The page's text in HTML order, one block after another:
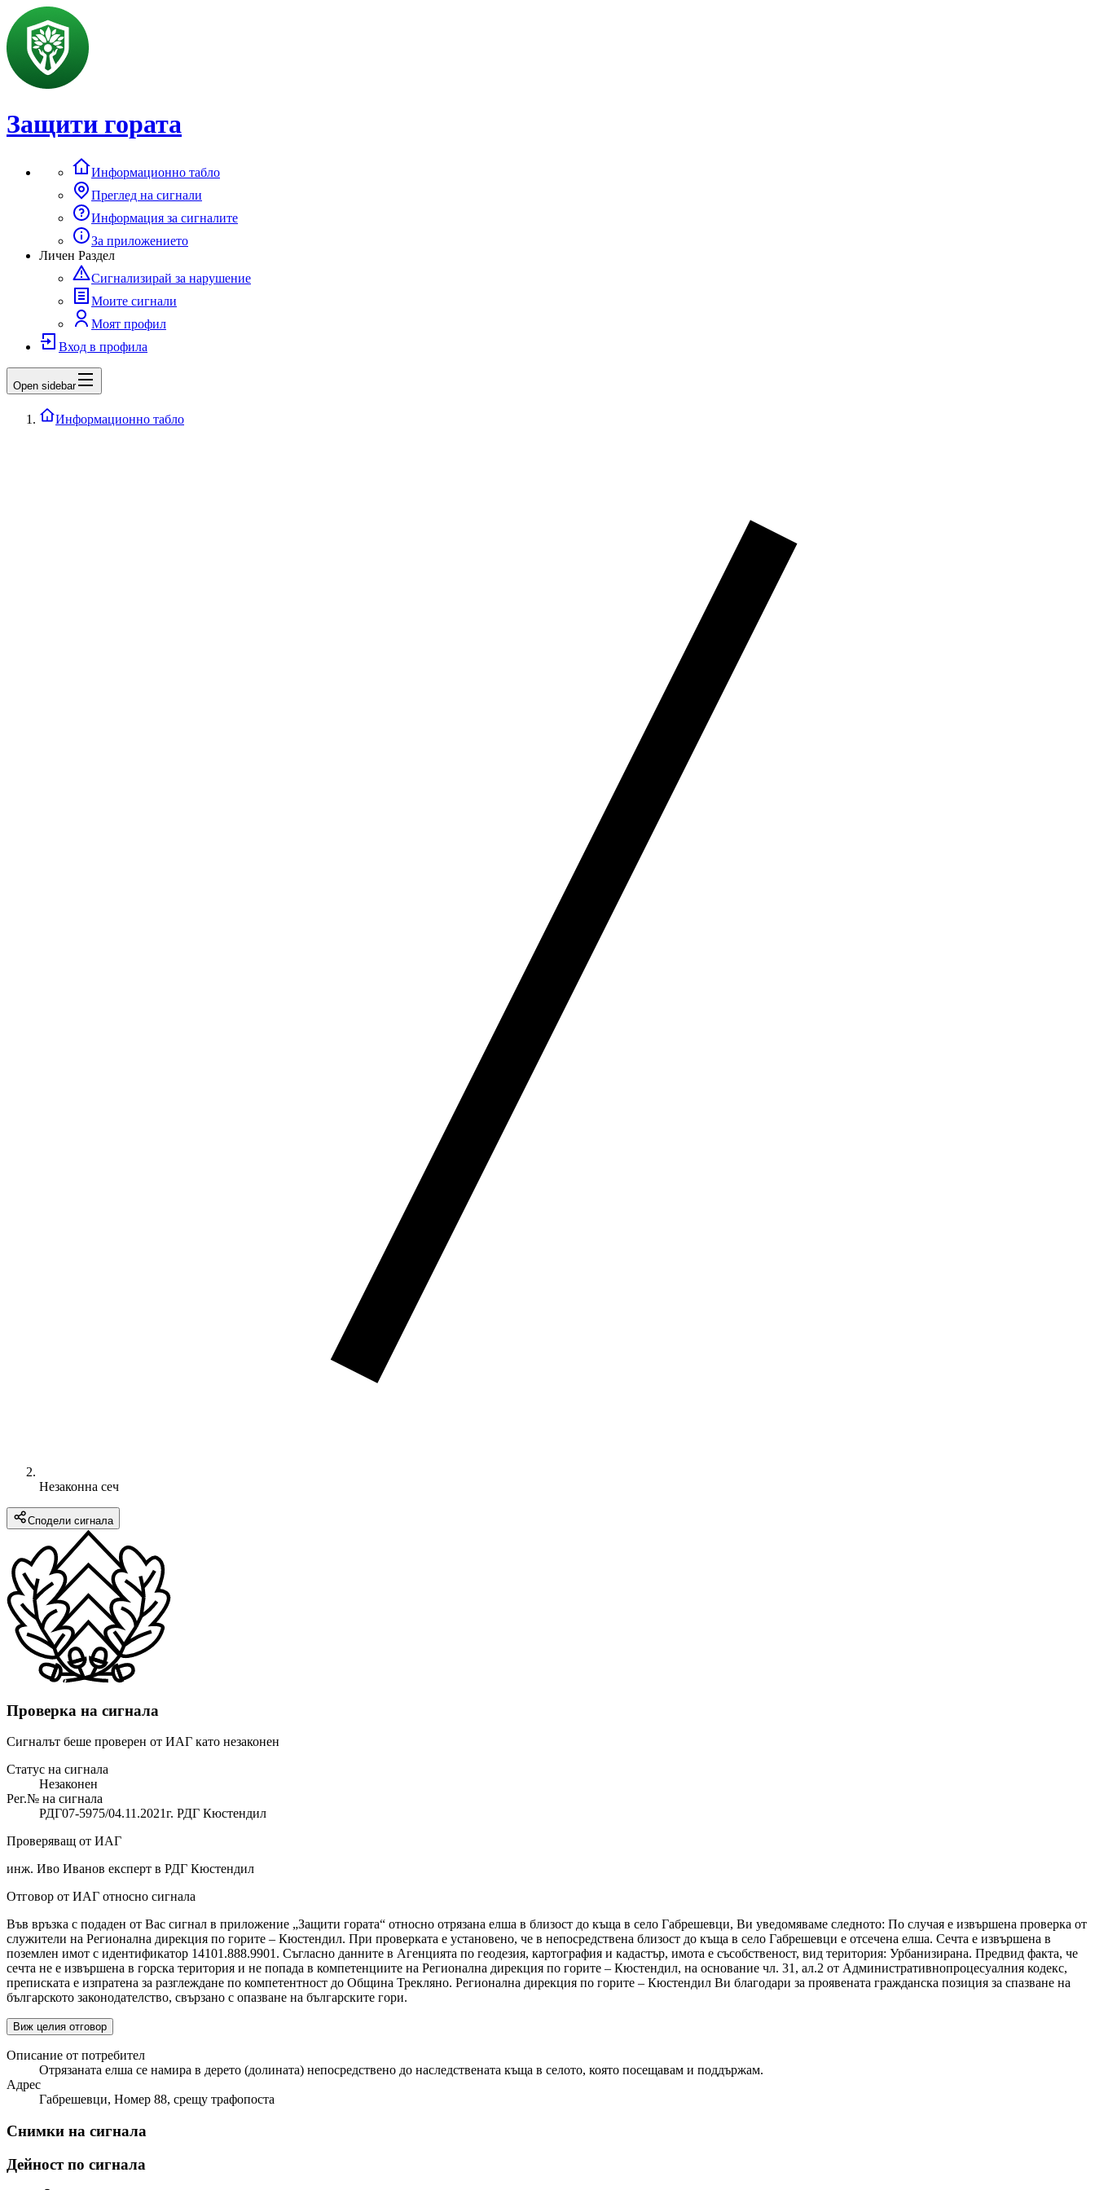
Защити гората
Информационно табло
Преглед на сигнали
Информация за сигналите
За приложението
Личен Раздел
Сигнализирай за нарушение
Моите сигнали
Моят профил
Вход в профила
Open sidebar
Информационно табло
Незаконна сеч
Сподели сигнала
Проверка на сигнала
Сигналът беше проверен от ИАГ като незаконен
Статус на сигнала
Незаконен
Рег.№ на сигнала
РДГ07-5975/04.11.2021г. РДГ Кюстендил
Проверяващ от ИАГ
инж. Иво Иванов експерт в РДГ Кюстендил
Отговор от ИАГ относно сигнала
Във връзка с подаден от Вас сигнал в приложение „Защити гората“ относно отрязана елша в близост до къща в село Габрешевци, Ви уведомяваме следното: По случая е извършена проверка от
служители на Регионална дирекция по горите – Кюстендил. При проверката е установено, че в непосредствена близост до къща в село Габрешевци е отсечена елша. Сечта е извършена в
поземлен имот с идентификатор 14101.888.9901. Съгласно данните в Агенцията по геодезия, картография и кадастър, имота е съсобственост, вид територия: Урбанизирана. Предвид факта, че
сечта не е извършена в горска територия и не попада в компетенциите на Регионална дирекция по горите – Кюстендил, на основание чл. 31, ал.2 от Административнопроцесуалния кодекс,
преписката е изпратена за разглеждане по компетентност до Община Трекляно. Регионална дирекция по горите – Кюстендил Ви благодари за проявената гражданска позиция за спазване на
българското законодателство, свързано с опазване на българските гори.
Виж целия отговор
Описание от потребител
Отрязаната елша се намира в дерето (долината) непосредствено до наследствената къща в селото, която посещавам и поддържам.
Адрес
Габрешевци, Номер 88, срещу трафопоста
Снимки на сигнала
Дейност по сигнала